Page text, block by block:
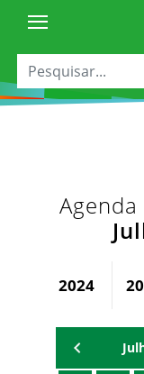
2024